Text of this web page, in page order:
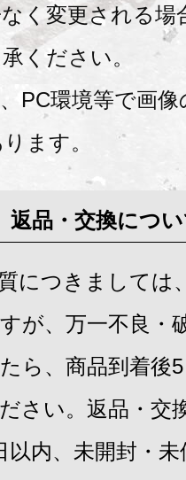
く変更される場
ください。
、PC環境等で画
ます。
返品・交換につ
につきましては
が、万一不良・
ら、商品到着後
さい。返品・交
以内、未開封・